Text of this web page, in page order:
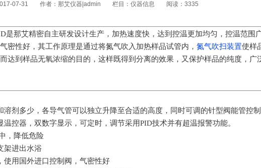
07-31 作者：那艾仪器|admin 栏目： 仪器信息 阅读：3335
是那艾精密自主研发设计生产 ，加热速度快，达到控温更加均匀，控温范围
密性好，其工作原理是通过将氮气吹入加热样品试管内， 氮气吹扫装置使样
达到样品无氧浓缩的目的，这样既得到分离的效果，又保护样品的纯度，广
剂多少，各导气管可以独立升降至合适的高度，同时可调的针型阀能管控
温控器，双数字显示，可定时，调节采用PID技术并有超温报警功能。
，降低危险
架进出水浴
使用国外进口控制阀，气密性好